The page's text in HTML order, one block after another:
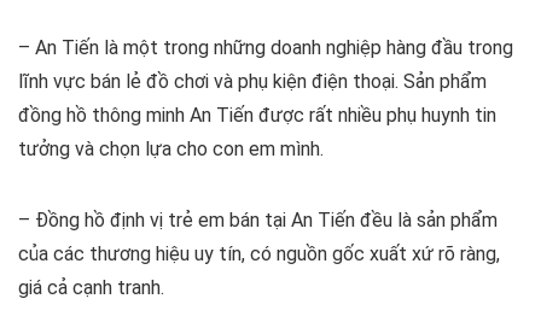
– An Tiến là một trong những doanh nghiệp hàng đầu trong
lĩnh vực bán lẻ đồ chơi và phụ kiện điện thoại. Sản phẩm
đồng hồ thông minh An Tiến được rất nhiều phụ huynh tin
tưởng và chọn lựa cho con em mình.
– Đồng hồ định vị trẻ em bán tại An Tiến đều là sản phẩm
của các thương hiệu uy tín, có nguồn gốc xuất xứ rõ ràng,
giá cả cạnh tranh.